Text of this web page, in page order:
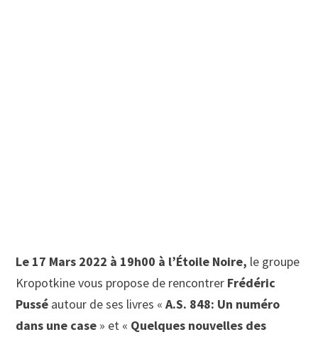
Le 17 Mars 2022 à 19h00 à l’Étoile Noire, le groupe
Kropotkine vous propose de rencontrer Frédéric
Pussé autour de ses livres «A.S. 848: Un numéro
dans une case » et « Quelques nouvelles des